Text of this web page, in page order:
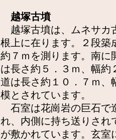
越塚古墳
越塚古墳は、ムネサカ
根上に在ります。２段築
約７ｍを測ります。南に
は長さ約５．３ｍ、幅約
道は長さ約１０．７ｍ、
模とされています。
石室は花崗岩の巨石で
れ、内側に持ち送りされ
が敷かれています。玄室